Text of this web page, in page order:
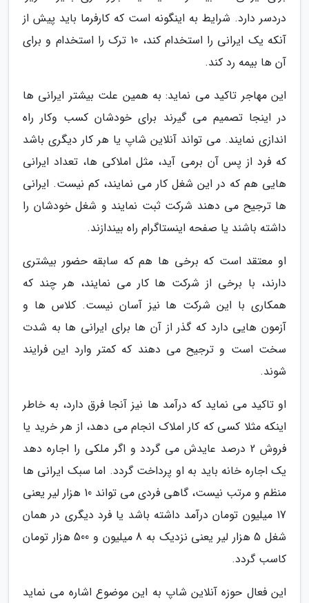
دردسر دارد. شرایط به اینگونه است که کارفرما باید پیش از
آنکه یک ایرانی را استخدام کند، 10 ترک را استخدام و برای
آن ها بیمه رد کند.
این مهاجر تاکید می نماید: به همین علت بیشتر ایرانی ها
در اینجا تصمیم می گیرند برای خودشان کسب وکار راه
اندازی نمایند. می تواند آنلاین شاپ یا هر کار دیگری باشد
که فرد از پس آن برمی آید، مثل املاکی ها، تعداد ایرانی
هایی هم که در این شغل کار می نمایند، کم نیست. ایرانی
ها ترجیح می دهند شرکت ثبت نمایند و شغل خودشان را
داشته باشند یا صفحه اینستاگرام راه بیندازند.
او معتقد است که برخی ها هم که سابقه حضور بیشتری
دارند، با برخی از شرکت ها کار می نمایند، هر چند که
همکاری با این شرکت ها نیز آسان نیست. کلاس ها و
آزمون هایی دارد که گذر از آن ها برای ایرانی ها به شدت
سخت است و ترجیح می دهند که کمتر وارد این فرایند
شوند.
او تاکید می نماید که درآمد ها نیز آنجا فرق دارد، به خاطر
اینکه مثلا کسی که کار املاک انجام می دهد، از هر خرید یا
فروش 2 درصد عایدش می گردد و اگر ملکی را اجاره دهد
یک اجاره خانه باید به او پرداخت گردد. اما سبک ایرانی ها
منظم و مرتب نیست، گاهی فردی می تواند 10 هزار لیر یعنی
17 میلیون تومان درآمد داشته باشد یا فرد دیگری در همان
شغل 5 هزار لیر یعنی نزدیک به 8 میلیون و 500 هزار تومان
کاسب گردد.
این فعال حوزه آنلاین شاپ به این موضوع اشاره می نماید